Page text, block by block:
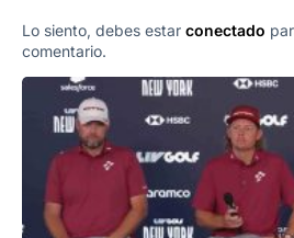
Lo siento, debes estar conectado
comentario.